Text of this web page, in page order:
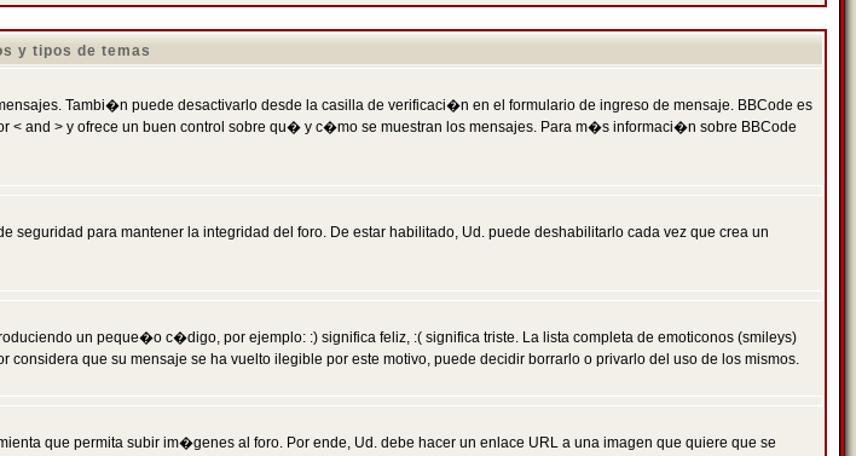
y tipos de temas
Tambi�n puede desactivarlo desde la casilla de verificaci�n en el formulario de ingreso de mensaje. BBCode es
< and > y ofrece un buen control sobre qu� y c�mo se muestran los mensajes. Para m�s informaci�n sobre BBCode
para mantener la integridad del foro. De estar habilitado, Ud. puede deshabilitarlo cada vez que crea un
un peque�o c�digo, por ejemplo: :) significa feliz, :( significa triste. La lista completa de emoticonos (smileys)
que su mensaje se ha vuelto ilegible por este motivo, puede decidir borrarlo o privarlo del uso de los mismos.
que permita subir im�genes al foro. Por ende, Ud. debe hacer un enlace URL a una imagen que quiere que se